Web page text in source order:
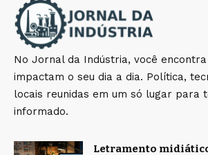
No Jornal da Indústria, você
impactam o seu dia a dia. Política,
locais reunidas em um só lugar para
informado.
Letramento